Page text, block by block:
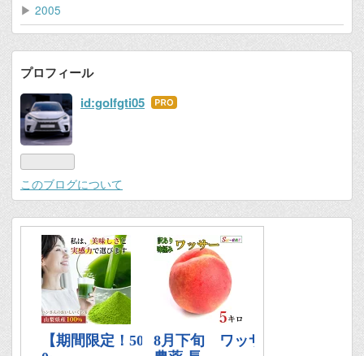
▶ 2005
プロフィール
id:golfgti05 はて
このブログについて